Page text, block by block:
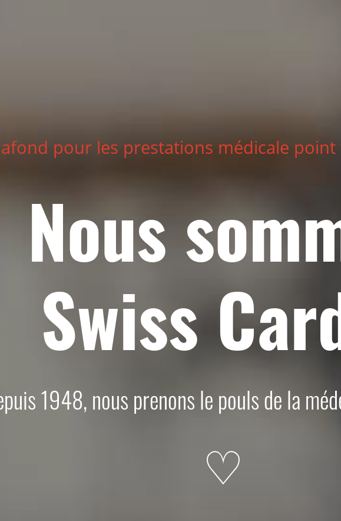
pour les prestations médicale
Nous
Swiss
1948, nous prenons le pouls de la
♡